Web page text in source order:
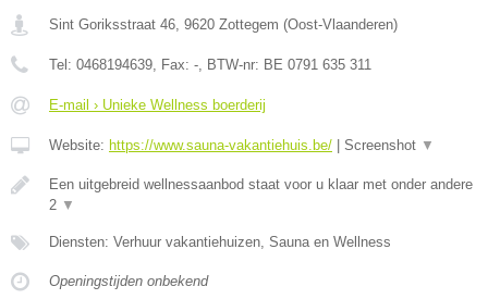
Sint Goriksstraat 46, 9620 Zottegem (Oost-Vlaanderen)
Tel: 0468194639, Fax: -, BTW-nr: BE 0791 635 311
E-mail › Unieke Wellness boerderij
Website: https://www.sauna-vakantiehuis.be/ Screenshot ▼
Een uitgebreid wellnessaanbod staat voor u klaar met onder andere
2 ▼
Diensten: Verhuur vakantiehuizen, Sauna en Wellness
Openingstijden onbekend